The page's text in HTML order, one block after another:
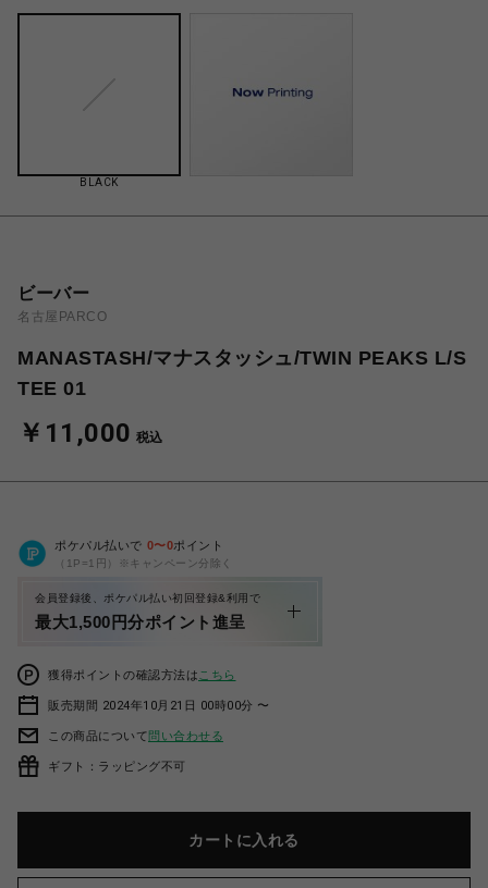
BLACK
ビーバー
名古屋PARCO
MANASTASH/マナスタッシュ/TWIN PEAKS L/S
TEE 01
￥11,000 税込
ポケパル払いで 0〜0ポイント
（1P=1円）※キャンペーン分除く
会員登録後、ポケパル払い初回登録&利用で
最大1,500円分ポイント進呈
獲得ポイントの確認方法は こちら
販売期間 2024年10月21日 00時00分 〜
この商品について問い合わせる
ギフト：ラッピング不可
カートに入れる